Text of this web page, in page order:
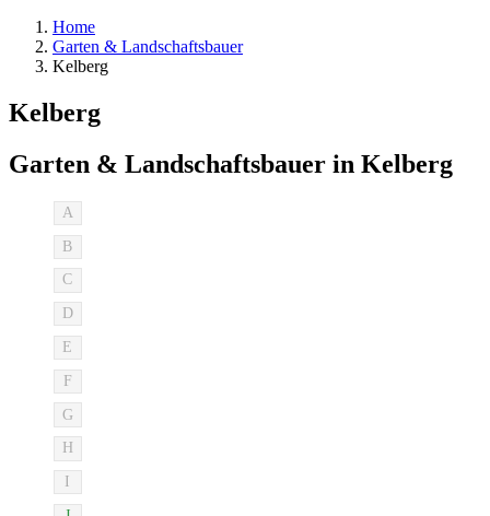
Home
Garten & Landschaftsbauer
Kelberg
Kelberg
Garten & Landschaftsbauer in Kelberg
A
B
C
D
E
F
G
H
I